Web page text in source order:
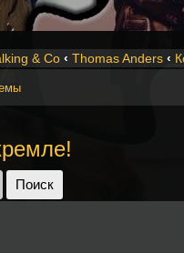
& Co ‹ Thomas Anders ‹